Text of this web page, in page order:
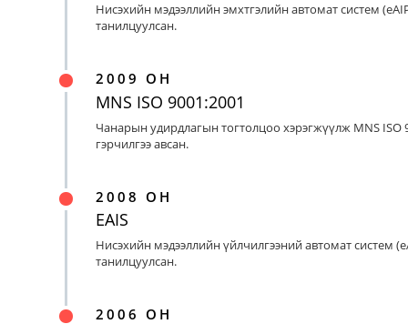
Нисэхийн мэдээллийн эмхтгэлийн автомат систем
танилцуулсан.
2009 ОН
MNS ISO 9001:2001
Чанарын удирдлагын тогтолцоо хэрэгжүүлж MNS ISO
гэрчилгээ авсан.
2008 ОН
EAIS
Нисэхийн мэдээллийн үйлчилгээний автомат систем
танилцуулсан.
2006 ОН